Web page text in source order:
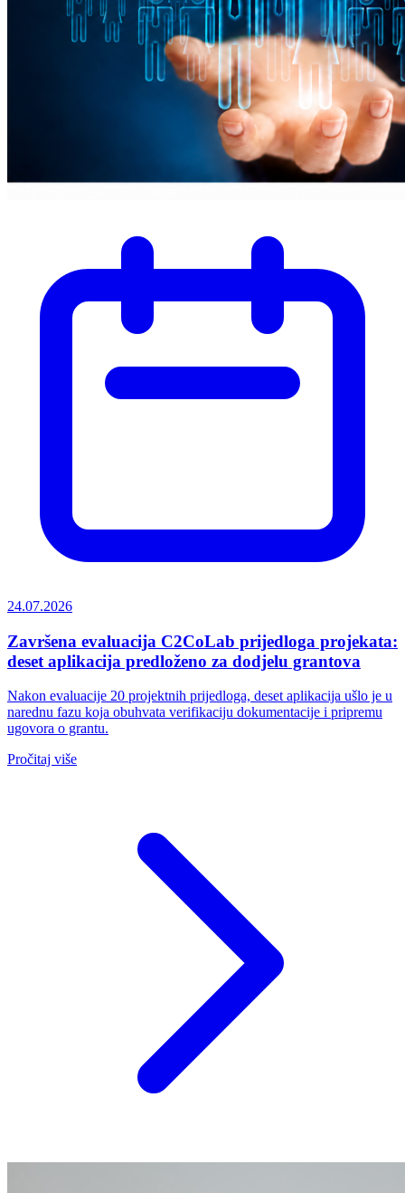
24.07.2026
Završena evaluacija C2CoLab prijedloga projekata:
deset aplikacija predloženo za dodjelu grantova
Nakon evaluacije 20 projektnih prijedloga, deset aplikacija ušlo je u
narednu fazu koja obuhvata verifikaciju dokumentacije i pripremu
ugovora o grantu.
Pročitaj više